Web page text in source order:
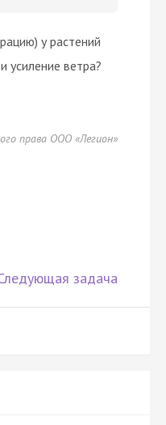
у растений
усиление ветра?
права ООО «Легион»
задача